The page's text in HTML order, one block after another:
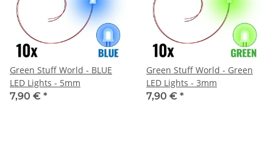
Green Stuff World - BLUE
LED Lights - 5mm
7,90 € *
Green Stuff World - Green
LED Lights - 3mm
7,90 € *